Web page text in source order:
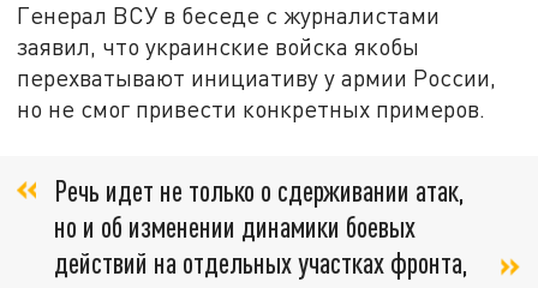
Генерал ВСУ в беседе с журналистами
заявил, что украинские войска якобы
перехватывают инициативу у армии России,
но не смог привести конкретных примеров.
Речь идет не только о сдерживании атак,
но и об изменении динамики боевых
действий на отдельных участках фронта,